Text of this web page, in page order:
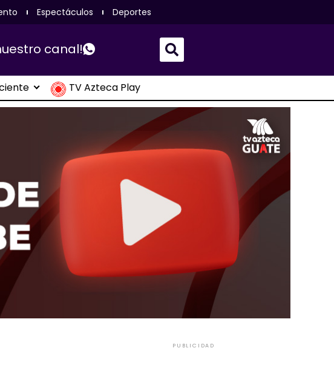
Espectáculos Deportes
canal!
TV Azteca Play
PUBLICIDAD